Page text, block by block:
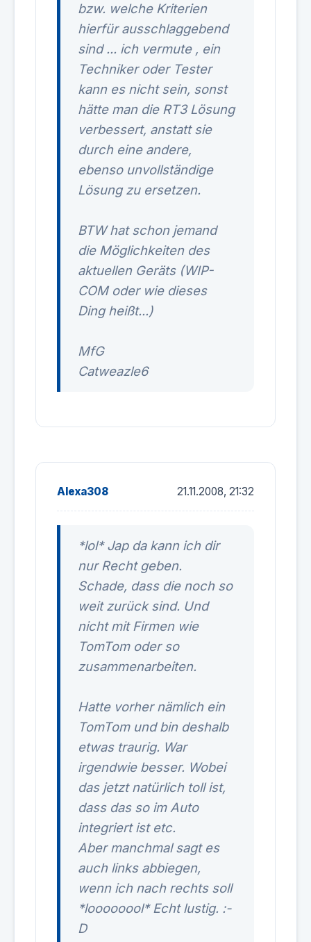
bzw. welche Kriterien
hierfür ausschlaggebend
sind ... ich vermute , ein
Techniker oder Tester
kann es nicht sein, sonst
hätte man die RT3 Lösung
verbessert, anstatt sie
durch eine andere,
ebenso unvollständige
Lösung zu ersetzen.
BTW hat schon jemand
die Möglichkeiten des
aktuellen Geräts (WIP-
COM oder wie dieses
Ding heißt...)
MfG
Catweazle6
Alexa308 21.11.2008, 21:32
*lol* Jap da kann ich dir
nur Recht geben.
Schade, dass die noch so
weit zurück sind. Und
nicht mit Firmen wie
TomTom oder so
zusammenarbeiten.
Hatte vorher nämlich ein
TomTom und bin deshalb
etwas traurig. War
irgendwie besser. Wobei
das jetzt natürlich toll ist,
dass das so im Auto
integriert ist etc.
Aber manchmal sagt es
auch links abbiegen,
wenn ich nach rechts soll
*loooooool* Echt lustig. :-
D